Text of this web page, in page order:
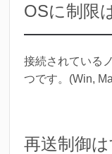
OSに制限
接続されている
つです。(Win,
再送制御